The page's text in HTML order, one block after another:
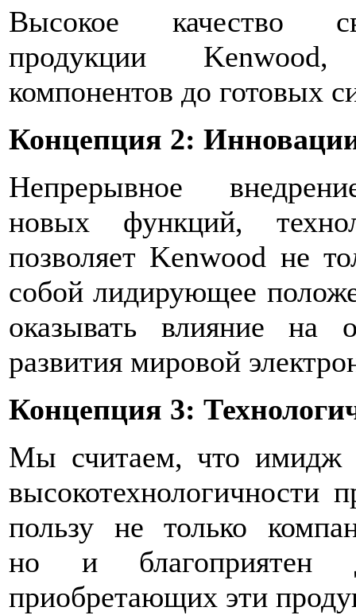
Высокое качество
продукции
компонентов до готовых
Концепция 2:
Непрерывное
новых функций,
позволяет Kenwood не
собой лидирующее
оказывать влияние на
развития мировой
Концепция 3:
Мы считаем, что имидж
высокотехнологичности
пользу не только
но и благоприятен
приобретающих эти